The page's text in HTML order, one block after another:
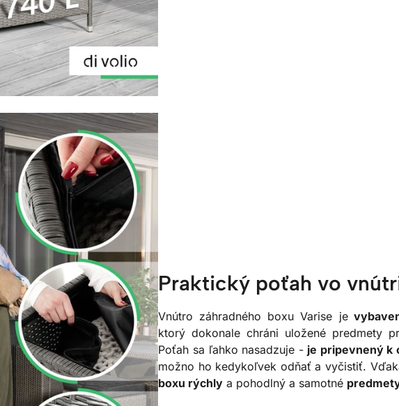
Praktický poťah vo
Vnútro záhradného boxu Varise je
ktorý dokonale chráni uložené predmety
Poťah sa ľahko nasadzuje - je pripevnený k
možno ho kedykoľvek odňať a vyčistiť.
boxu rýchly a pohodlný a samotné